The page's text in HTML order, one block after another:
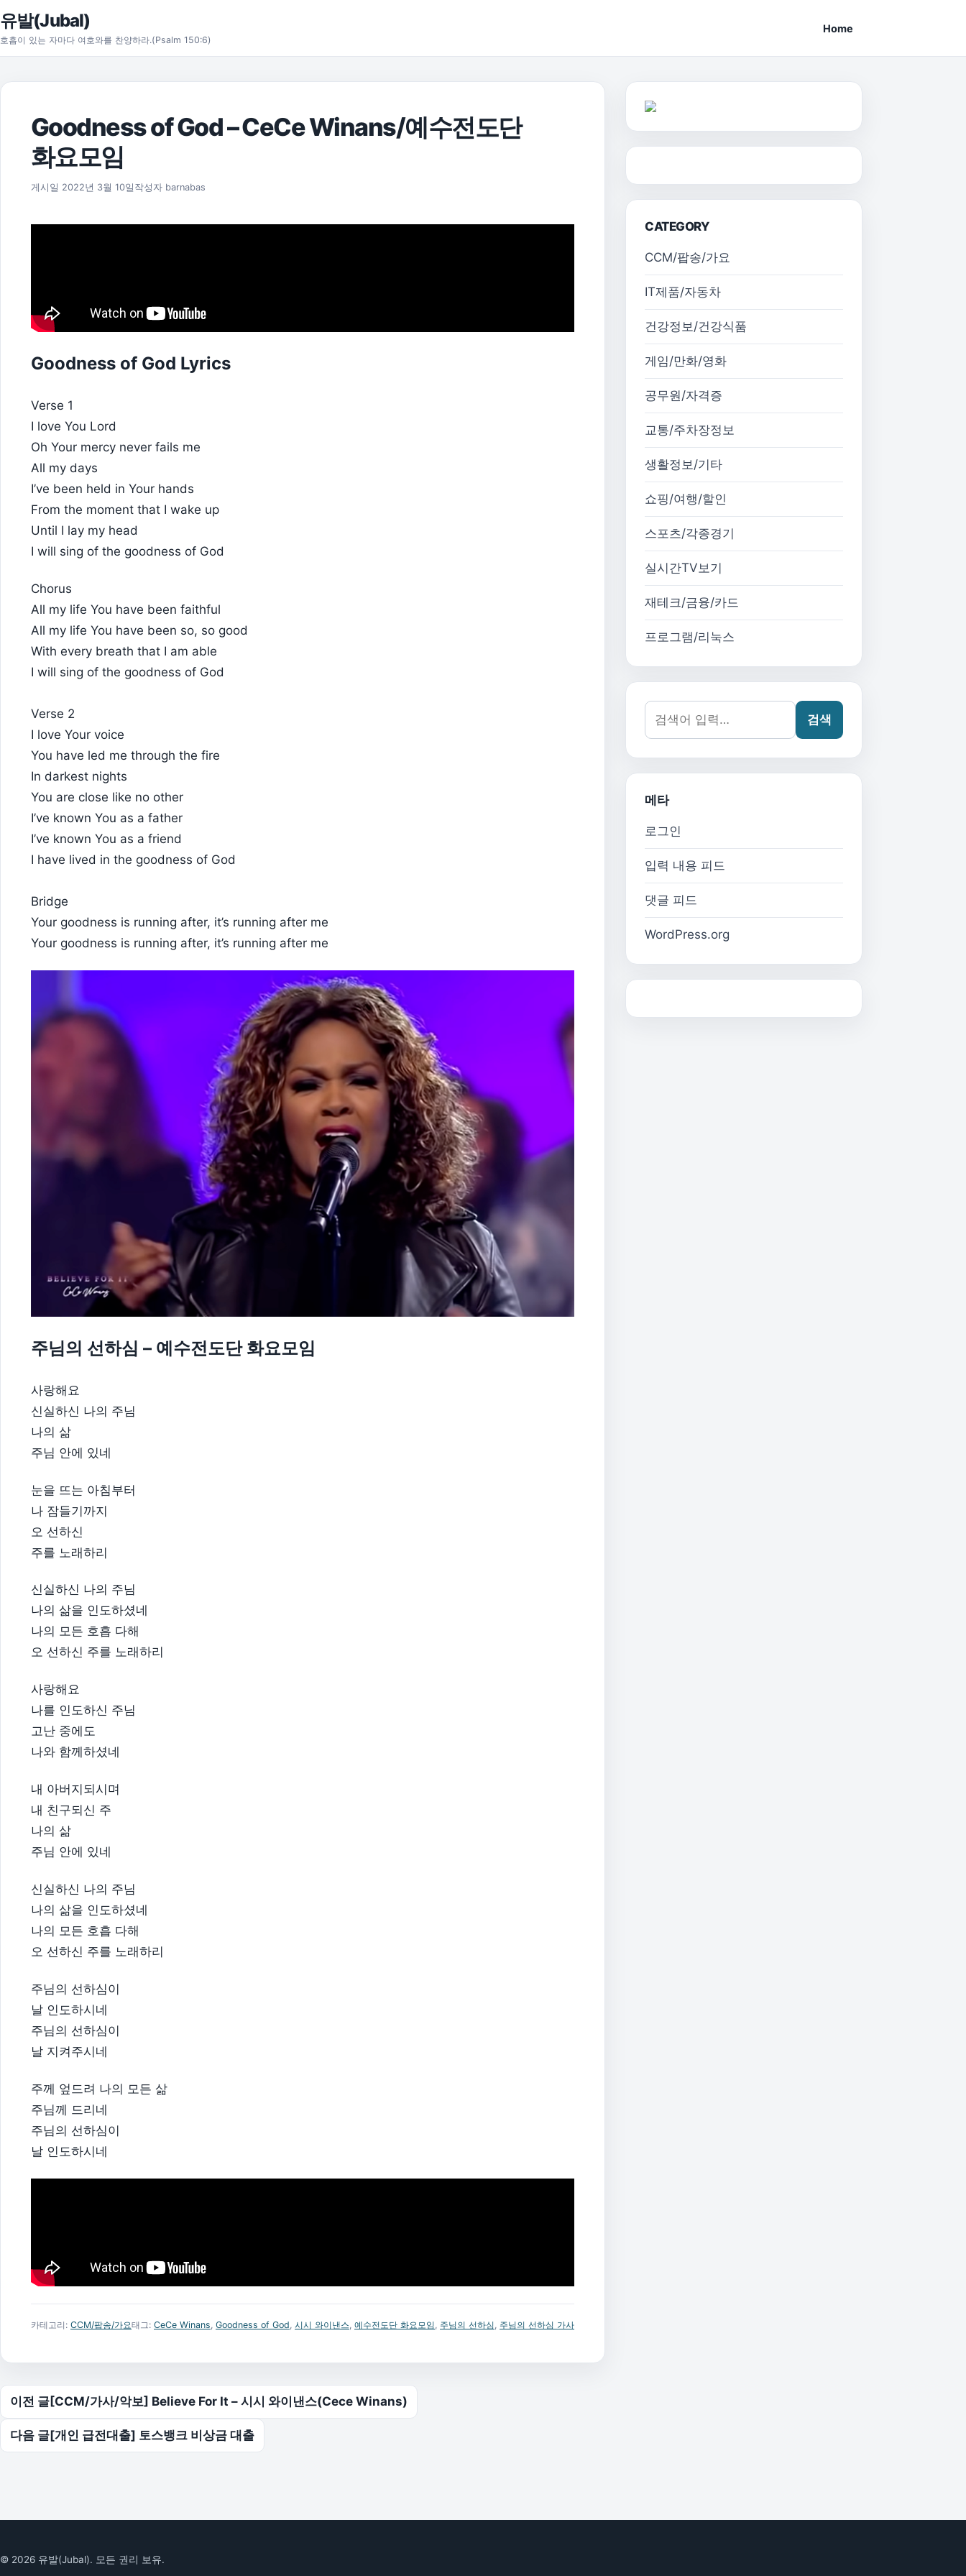
본문으로 건너뛰기
유발(Jubal)
호흡이 있는 자마다 여호와를 찬양하라.(Psalm 150:6)
Home
Goodness of God – CeCe Winans/예수전도단
화요모임
게시일 2022년 3월 10일 2022년 3월 15일
작성자 barnabas
Goodness of God Lyrics
Verse 1
I love You Lord
Oh Your mercy never fails me
All my days
I’ve been held in Your hands
From the moment that I wake up
Until I lay my head
I will sing of the goodness of God
Chorus
All my life You have been faithful
All my life You have been so, so good
With every breath that I am able
I will sing of the goodness of God
Verse 2
I love Your voice
You have led me through the fire
In darkest nights
​You are close like no other
I’ve known You as a father
I’ve known You as a friend
I have lived in the goodness of God
Bridge
Your goodness is running after, it’s running after me
Your goodness is running after, it’s running after me
주님의 선하심 – 예수전도단 화요모임
사랑해요
신실하신 나의 주님
나의 삶
주님 안에 있네
​눈을 뜨는 아침부터
나 잠들기까지
오 선하신
주를 노래하리
​신실하신 나의 주님
나의 삶을 인도하셨네
나의 모든 호흡 다해
오 선하신 주를 노래하리
사랑해요
나를 인도하신 주님
고난 중에도
나와 함께하셨네
내 아버지되시며
내 친구되신 주
나의 삶
주님 안에 있네
신실하신 나의 주님
나의 삶을 인도하셨네
나의 모든 호흡 다해
오 선하신 주를 노래하리
​주님의 선하심이
날 인도하시네
주님의 선하심이
날 지켜주시네
주께 엎드려 나의 모든 삶
주님께 드리네
주님의 선하심이
날 인도하시네​​
카테고리: CCM/팝송/가요태그: CeCe Winans, Goodness of God, 시시 와이낸스, 예수전도단 화요모임, 주님의 선하심, 주님의 선하심 가사
글 탐색
이전 글 [CCM/가사/악보] Believe For It – 시시 와이낸스(Cece Winans)
다음 글[개인 급전대출] 토스뱅크 비상금 대출
CATEGORY
CCM/팝송/가요
IT제품/자동차
건강정보/건강식품
게임/만화/영화
공무원/자격증
교통/주차장정보
생활정보/기타
쇼핑/여행/할인
스포츠/각종경기
실시간TV보기
재테크/금융/카드
프로그램/리눅스
검색어:
검색
메타
로그인
입력 내용 피드
댓글 피드
WordPress.org
© 2026 유발(Jubal). 모든 권리 보유.